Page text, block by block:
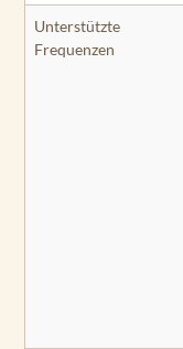
Unterstützte
Frequenzen